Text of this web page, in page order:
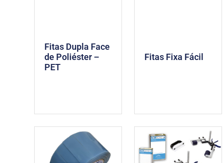
Fitas Dupla Face
de Poliéster –
PET
Fitas Fixa Fácil